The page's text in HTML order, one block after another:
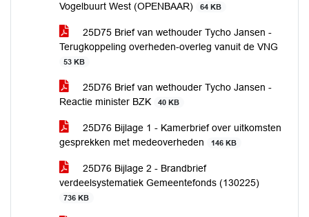
Vogelbuurt West (OPENBAAR)
64 KB
25D75 Brief van wethouder Tycho Jansen -
Terugkoppeling overheden-overleg vanuit de VNG
53 KB
25D76 Brief van wethouder Tycho Jansen -
Reactie minister BZK
40 KB
25D76 Bijlage 1 - Kamerbrief over uitkomsten
gesprekken met medeoverheden
146 KB
25D76 Bijlage 2 - Brandbrief
verdeelsystematiek Gemeentefonds (130225)
736 KB